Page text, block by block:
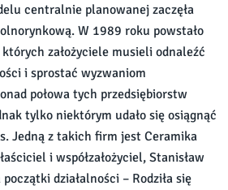
centralnie planowanej zaczęła
W 1989 roku powstało
założyciele musieli odnaleźć
i sprostać wyzwaniom
połowa tych przedsiębiorstw
tylko niektórym udało się osiągnąć
Jedną z takich firm jest Ceramika
i współzałożyciel, Stanisław
działalności – Rodziła się